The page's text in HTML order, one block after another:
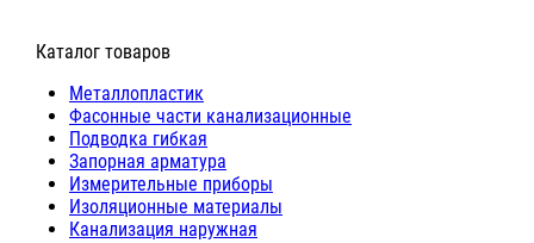
⠀Каталог товаров
Металлопластик
Фасонные части канализационные
Подводка гибкая
Запорная арматура
Измерительные приборы
Изоляционные материалы
Канализация наружная